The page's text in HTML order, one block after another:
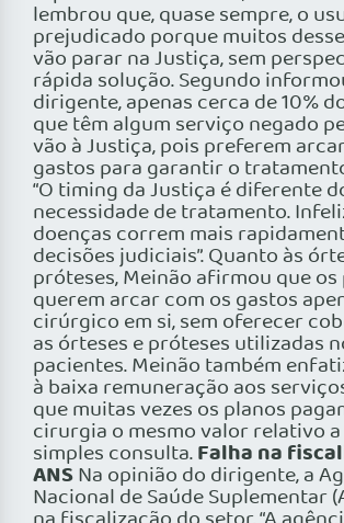
lembrou que, quase sempre, o
prejudicado porque muitos
vão parar na Justiça, sem
rápida solução. Segundo
dirigente, apenas cerca de 10%
que têm algum serviço negado
vão à Justiça, pois preferem
gastos para garantir o
“O timing da Justiça é diferente
necessidade de tratamento.
doenças correm mais
decisões judiciais”. Quanto às
próteses, Meinão afirmou que os
querem arcar com os gastos
cirúrgico em si, sem oferecer
as órteses e próteses utilizadas
pacientes. Meinão também
à baixa remuneração aos
que muitas vezes os planos
cirurgia o mesmo valor relativo
simples consulta.Falha na
ANSNa opinião do dirigente, a
Nacional de Saúde Suplementar